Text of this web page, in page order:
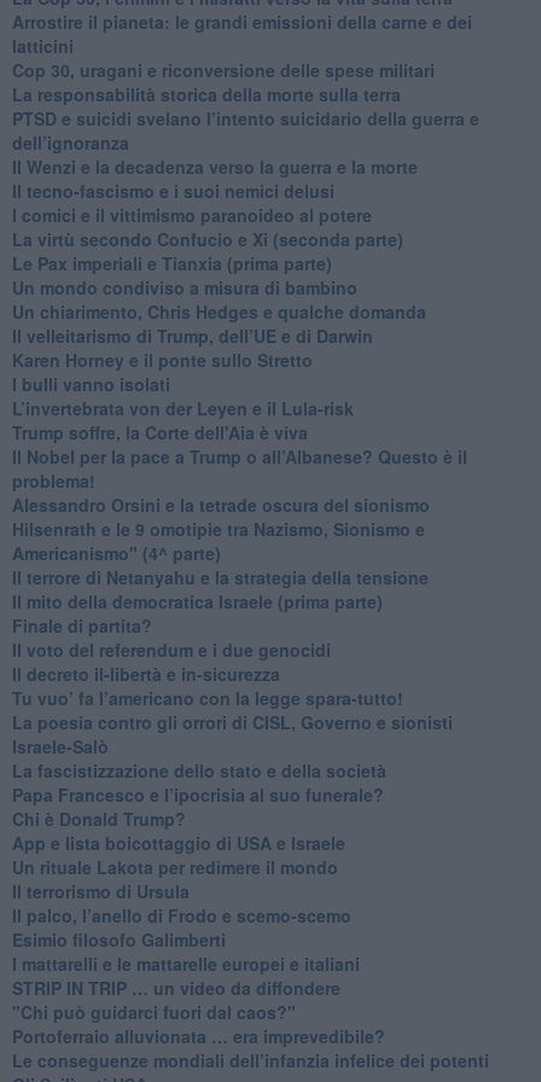
Arrostire il pianeta: le grandi emissioni della carne e dei
latticini
​Cop 30, uragani e riconversione delle spese militari
La responsabilità storica della morte sulla terra
PTSD e suicidi svelano l’intento suicidario della guerra e
dell’ignoranza
Il Wenzi e la decadenza verso la guerra e la morte
​Il tecno-fascismo e i suoi nemici delusi
​I comici e il vittimismo paranoideo al potere
​La virtù secondo Confucio e Xi (seconda parte)
Le Pax imperiali e Tianxia (prima parte)
Un mondo condiviso a misura di bambino
​Un chiarimento, Chris Hedges e qualche domanda
Il velleitarismo di Trump, dell’UE e di Darwin
​Karen Horney e il ponte sullo Stretto
​I bulli vanno isolati
L’invertebrata von der Leyen e il Lula-risk
Trump soffre, la Corte dell'Aia è viva
​Il Nobel per la pace a Trump o all’Albanese? Questo è il
problema!
​Alessandro Orsini e la tetrade oscura del sionismo
​Hilsenrath e le 9 omotipie tra Nazismo, Sionismo e
Americanismo" (4^ parte)
​Il terrore di Netanyahu e la strategia della tensione
Il mito della democratica Israele (prima parte)
​Finale di partita?
​Il voto del referendum e i due genocidi
Il decreto il-libertà e in-sicurezza
Tu vuo’ fa l’americano con la legge spara-tutto!
La poesia contro gli orrori di CISL, Governo e sionisti
Israele-Salò
​La fascistizzazione dello stato e della società
Papa Francesco e l’ipocrisia al suo funerale?
​Chi è Donald Trump?
App e lista boicottaggio di USA e Israele
​Un rituale Lakota per redimere il mondo
Il terrorismo di Ursula
​Il palco, l’anello di Frodo e scemo-scemo
Esimio filosofo Galimberti
​I mattarelli e le mattarelle europei e italiani
​STRIP IN TRIP … un video da diffondere
"Chi può guidarci fuori dal caos?"
​Portoferraio alluvionata … era imprevedibile?
Le conseguenze mondiali dell’infanzia infelice dei potenti